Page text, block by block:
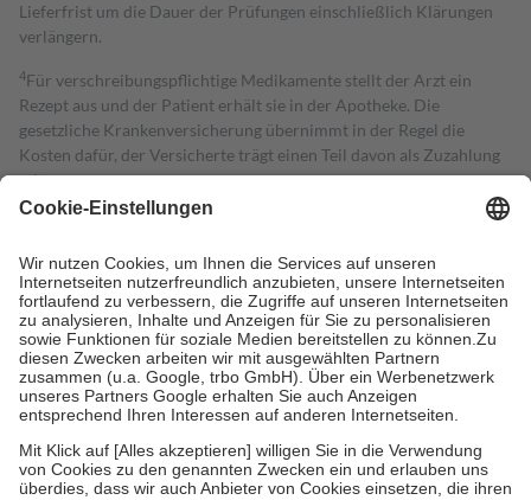
Lieferfrist um die Dauer der Prüfungen einschließlich Klärungen
verlängern.
4Für verschreibungspflichtige Medikamente stellt der Arzt ein
Rezept aus und der Patient erhält sie in der Apotheke. Die
gesetzliche Krankenversicherung übernimmt in der Regel die
Kosten dafür, der Versicherte trägt einen Teil davon als Zuzahlung
mit.
Grundsätzlich leisten Mitglieder Zuzahlungen in Höhe von zehn
höchstens zehn Euro.
Es sind jedoch nie mehr als die tatsächlichen
Kosten der Leistung zu entrichten.
Diese Regeln gelten grundsätzlich auch für Online-Apotheken.
Bei Heilmitteln und häuslicher Krankenpflege beträgt die
Zuzahlung zehn Prozent der Kosten sowie zehn Euro je
Verordnung.
Um das Engagement der Versicherten für ihre eigene Gesundheit zu
stärken und die besondere Stellung der Familie zu unterstützen,
fallenkeine Zuzahlungenan bei:
• Kindern und Jugendlichen bis zum vollendeten 18. Lebensjahr